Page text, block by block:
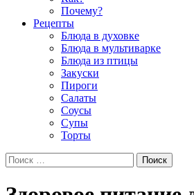
Почему?
Рецепты
Блюда в духовке
Блюда в мультиварке
Блюда из птицы
Закуски
Пироги
Салаты
Соусы
Супы
Торты